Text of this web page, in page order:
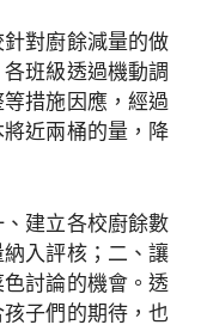
對廚餘減量的做
班級透過機動調
措施因應，經過
近兩桶的量，降
建立各校廚餘數
入評核；二、讓
討論的機會。透
子們的期待，也